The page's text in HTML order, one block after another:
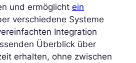
und ermöglicht ein
verschiedene Systeme
Integration
Überblick über
erhalten, ohne zwischen